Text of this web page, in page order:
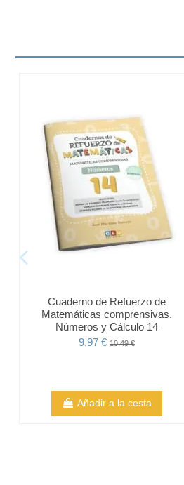
Cuaderno de Refuerzo de
Matemáticas comprensivas.
Números y Cálculo 14
9,97 € 10,49 €
Añadir a la cesta